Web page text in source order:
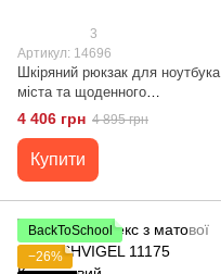
3
Артикул: 14696
Шкіряний рюкзак для ноутбука
міста та щоденного
використання Vintage 14696
4 406 грн 4 895 грн
Купити
BackToSchool
−26%